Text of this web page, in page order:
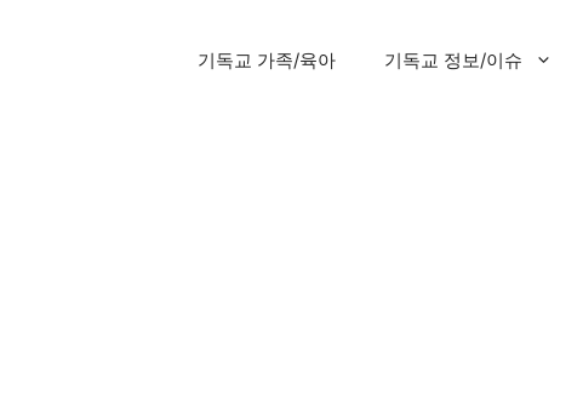
기독교 가족/육아 기독교 정보/이슈